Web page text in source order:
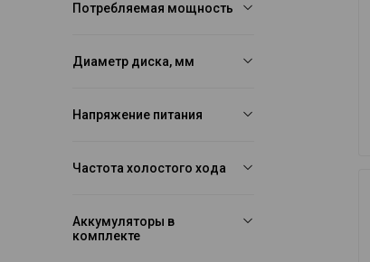
Потребляемая мощность
Диаметр диска, мм
Напряжение питания
Частота холостого хода
Аккумуляторы в
комплекте